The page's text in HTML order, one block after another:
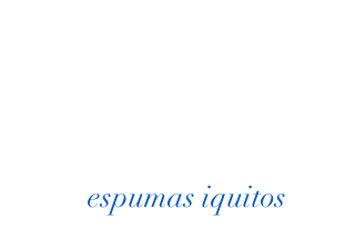
espumas iquitos